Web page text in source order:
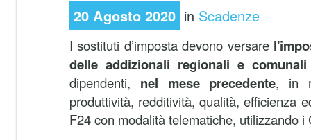
20 Agosto 2020 in Scadenze
I sostituti d’imposta devono versare
delle addizionali regionali e
dipendenti, nel mese precedente, in
produttività, redditività, qualità, efficienza
F24 con modalità telematiche, utilizzando i